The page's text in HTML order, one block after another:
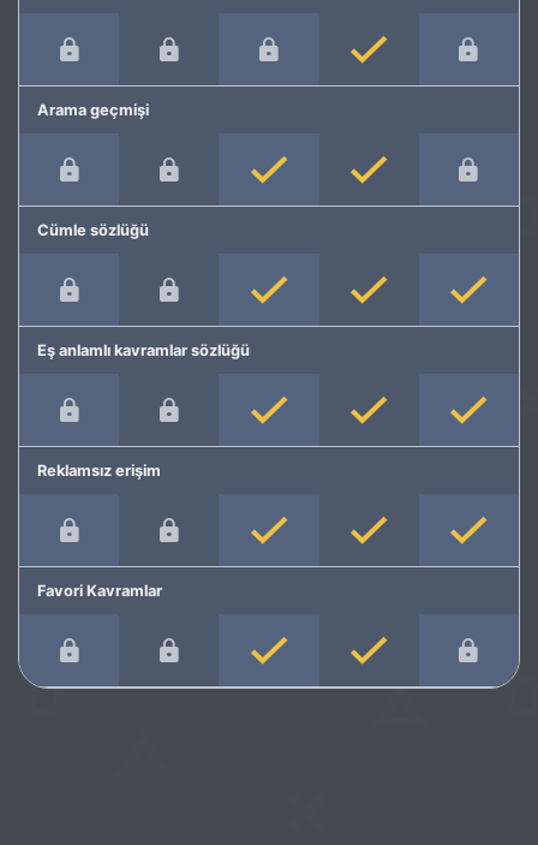
Arama geçmişi
Cümle sözlüğü
Eş anlamlı kavramlar sözlüğü
Reklamsız erişim
Favori Kavramlar